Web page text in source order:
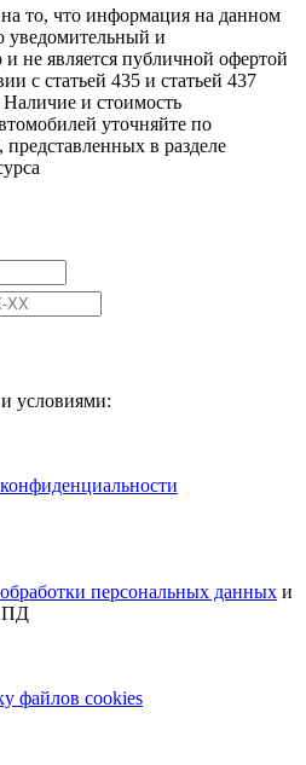
то, что информация на данном
уведомительный и
не является публичной офертой
с статьей 435 и статьей 437
и стоимость
уточняйте по
в разделе
условиями:
персональных данных и
ПД
файлов cookies